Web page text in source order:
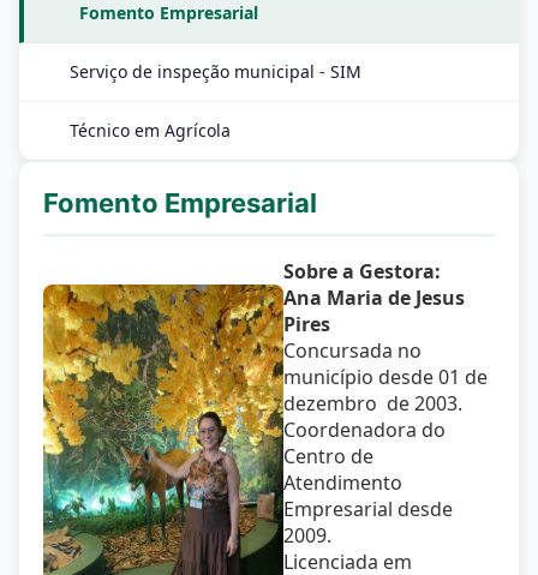
Fomento Empresarial
Serviço de inspeção municipal - SIM
Técnico em Agrícola
Fomento Empresarial
Sobre a Gestora:
Ana Maria de Jesus
Pires
Concursada no
município desde 01 de
dezembro de 2003.
Coordenadora do
Centro de
Atendimento
Empresarial desde
2009.
Licenciada em